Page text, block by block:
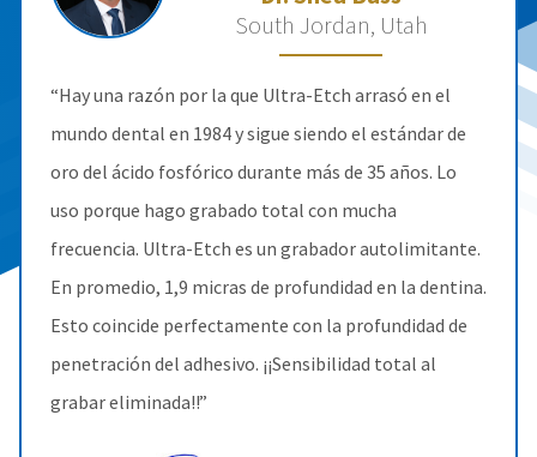
South Jordan, Utah
“Hay una razón por la que Ultra-Etch arrasó en el
mundo dental en 1984 y sigue siendo el estándar de
oro del ácido fosfórico durante más de 35 años. Lo
uso porque hago grabado total con mucha
frecuencia. Ultra-Etch es un grabador autolimitante.
En promedio, 1,9 micras de profundidad en la dentina.
Esto coincide perfectamente con la profundidad de
penetración del adhesivo. ¡¡Sensibilidad total al
grabar eliminada!!”